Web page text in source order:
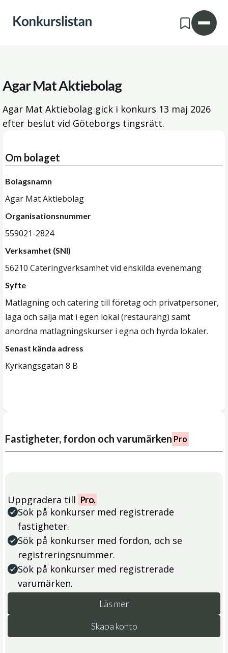
Agar Mat Aktiebolag
Agar Mat Aktiebolag gick i konkurs 13 maj 2026
efter beslut vid Göteborgs tingsrätt.
Om bolaget
Bolagsnamn
Agar Mat Aktiebolag
Organisationsnummer
559021-2824
Verksamhet (SNI)
56210 Cateringverksamhet vid enskilda evenemang
Syfte
Matlagning och catering till företag och privatpersoner,
laga och sälja mat i egen lokal (restaurang) samt
anordna matlagningskurser i egna och hyrda lokaler.
Senast kända adress
Kyrkängsgatan 8 B
Fastigheter, fordon och varumärken Pro
Uppgradera till Pro.
Sök på konkurser med registrerade
fastigheter.
Sök på konkurser med fordon, och se
registreringsnummer.
Sök på konkurser med registrerade
varumärken.
Läs mer
Skapa konto